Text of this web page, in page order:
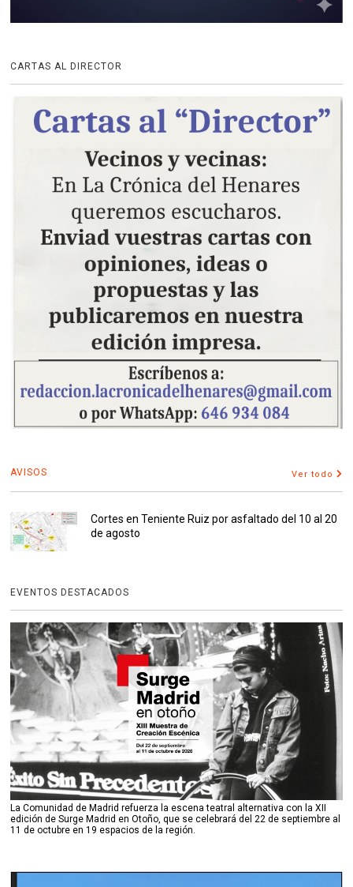
CARTAS AL DIRECTOR
AVISOS Ver todo
Cortes en Teniente Ruiz por asfaltado del 10 al 20
de agosto
EVENTOS DESTACADOS
La Comunidad de Madrid refuerza la escena teatral alternativa con la XII
edición de Surge Madrid en Otoño, que se celebrará del 22 de septiembre al
11 de octubre en 19 espacios de la región.